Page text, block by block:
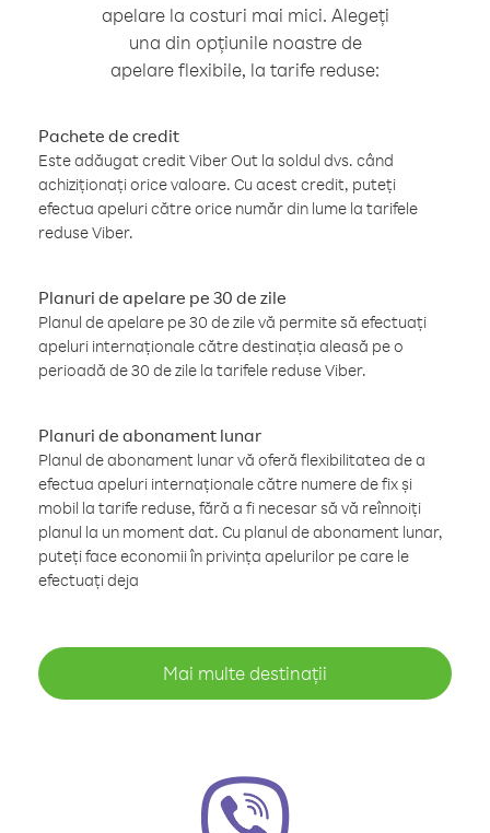
apelare la costuri mai mici. Alegeți
una din opțiunile noastre de
apelare flexibile, la tarife reduse:
Pachete de credit
Este adăugat credit Viber Out la soldul dvs. când
achiziționați orice valoare. Cu acest credit, puteți
efectua apeluri către orice număr din lume la tarifele
reduse Viber.
Planuri de apelare pe 30 de zile
Planul de apelare pe 30 de zile vă permite să efectuați
apeluri internaționale către destinația aleasă pe o
perioadă de 30 de zile la tarifele reduse Viber.
Planuri de abonament lunar
Planul de abonament lunar vă oferă flexibilitatea de a
efectua apeluri internaționale către numere de fix și
mobil la tarife reduse, fără a fi necesar să vă reînnoiți
planul la un moment dat. Cu planul de abonament lunar,
puteți face economii în privința apelurilor pe care le
efectuați deja
Mai multe destinații